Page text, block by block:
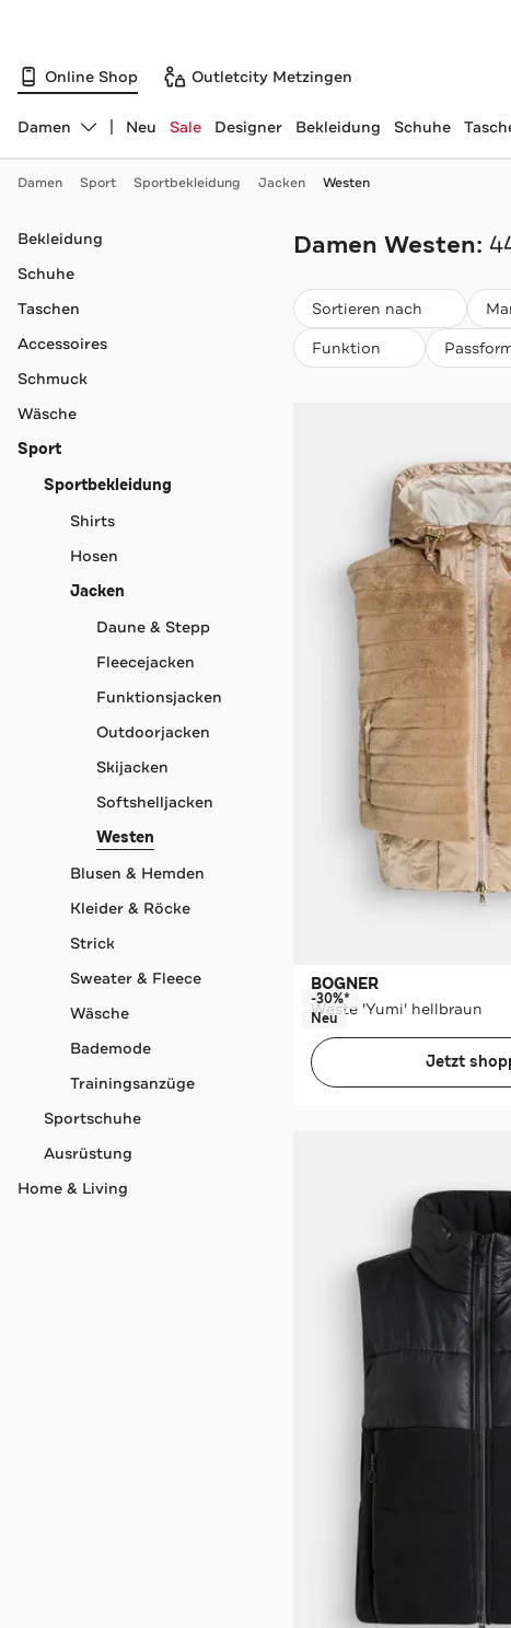
Online Shop Outletcity Metzingen
Abteilung ändern, ausgewählt:
Damen Neu Sale Designer Bekleidung Schuhe
Damen Sport Sportbekleidung Jacken Westen
Damen Westen:
Navigation überspringen
Bekleidung
Schuhe
Taschen
Accessoires
Schmuck
Wäsche
Sport
Sportbekleidung
Shirts
Hosen
Jacken
Daune & Stepp
Fleecejacken
Funktionsjacken
Outdoorjacken
Skijacken
Softshelljacken
Westen
Blusen & Hemden
Kleider & Röcke
Strick
Sweater & Fleece
Wäsche
Bademode
Trainingsanzüge
Sportschuhe
Ausrüstung
Home & Living
Sortieren nach
Beliebteste
Funktion
BOGNER
Weste 'Yumi' hellbraun
-30%*
Neu
Jetzt